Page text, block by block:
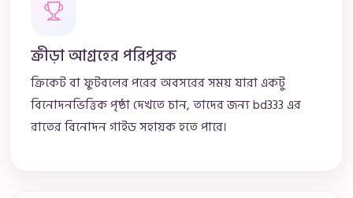
ক্রীড়া আগ্রহের পরিপূরক
ক্রিকেট বা ফুটবলের পরের অবসরের সময় যারা একটু
বিনোদনভিত্তিক পৃষ্ঠা দেখতে চান, তাদের জন্য bd333 এর
রাতের বিনোদন গাইড সহায়ক হতে পারে।